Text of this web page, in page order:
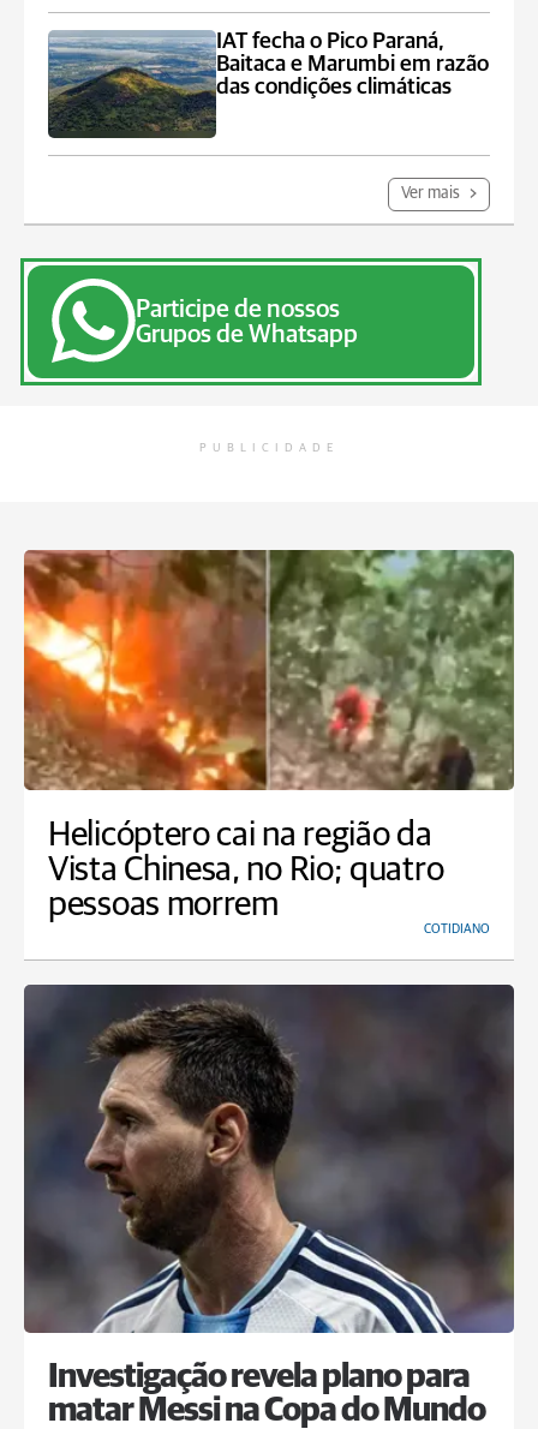
IAT fecha o Pico Paraná,
Baitaca e Marumbi em razão
das condições climáticas
Ver mais
Participe de nossos
Grupos de Whatsapp
PUBLICIDADE
Helicóptero cai na região da
Vista Chinesa, no Rio; quatro
pessoas morrem
COTIDIANO
Investigação revela plano para
matar Messi na Copa do Mundo